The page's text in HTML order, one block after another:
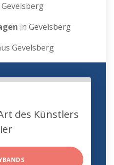
in Gevelsberg
Gevelsberg
des Künstlers